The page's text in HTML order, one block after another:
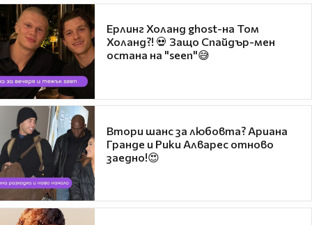
Ерлинг Холанд ghost-на Том
Холанд?! 💀 Защо Спайдър-мен
остана на "seen"😅
Втори шанс за любовта? Ариана
Гранде и Рики Алварес отново
заедно!😍